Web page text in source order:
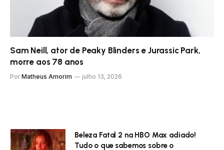
Sam Neill, ator de Peaky Blinders e Jurassic Park,
morre aos 78 anos
Por Matheus Amorim julho 13, 2026
Beleza Fatal 2 na HBO Max adiado!
Tudo o que sabemos sobre o